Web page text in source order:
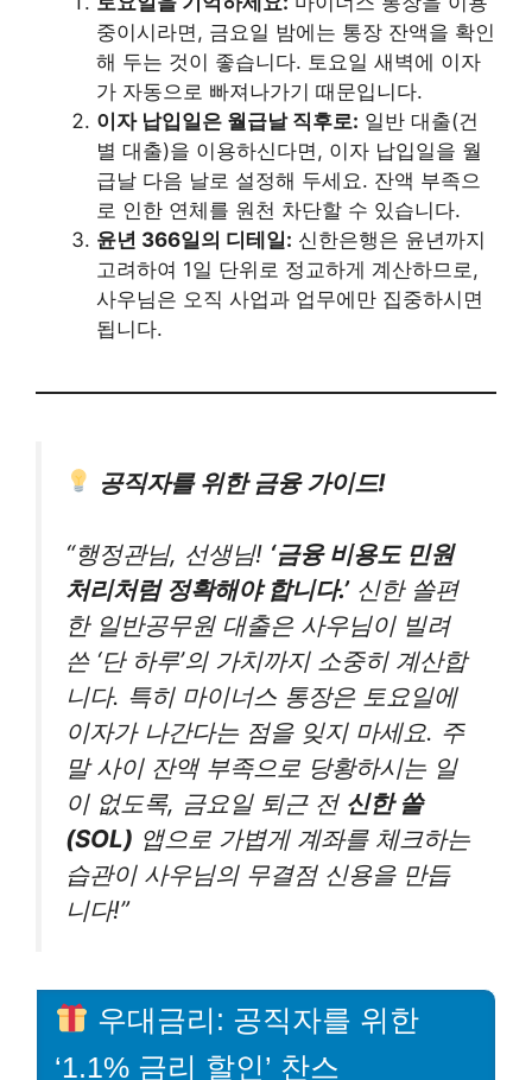
중이시라면, 금요일 밤에는 통장 잔액을 확인
해 두는 것이 좋습니다. 토요일 새벽에 이자
가 자동으로 빠져나가기 때문입니다.
이자 납입일은 월급날 직후로: 일반 대출(건
별 대출)을 이용하신다면, 이자 납입일을 월
급날 다음 날로 설정해 두세요. 잔액 부족으
로 인한 연체를 원천 차단할 수 있습니다.
윤년 366일의 디테일: 신한은행은 윤년까지
고려하여 1일 단위로 정교하게 계산하므로,
사우님은 오직 사업과 업무에만 집중하시면
됩니다.
공직자를 위한 금융 가이드!
“행정관님, 선생님! ‘금융 비용도 민원
처리처럼 정확해야 합니다.’신한 쏠편
한 일반공무원 대출은 사우님이 빌려
쓴 ‘단 하루’의 가치까지 소중히 계산합
니다. 특히 마이너스 통장은 토요일에
이자가 나간다는 점을 잊지 마세요. 주
말 사이 잔액 부족으로 당황하시는 일
이 없도록, 금요일 퇴근 전 신한 쏠
(SOL) 앱으로 가볍게 계좌를 체크하는
습관이 사우님의 무결점 신용을 만듭
니다!”
우대금리: 공직자를 위한
‘1.1% 금리 할인’ 찬스